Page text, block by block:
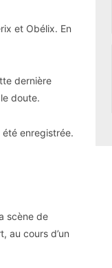
et Obélix. En
dernière
doute.
été enregistrée.
scène de
au cours d’un